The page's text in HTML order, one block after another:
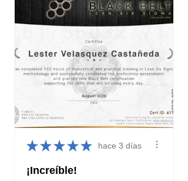
★ ★ ★ ★ ★ hace 3 días
¡Increíble!